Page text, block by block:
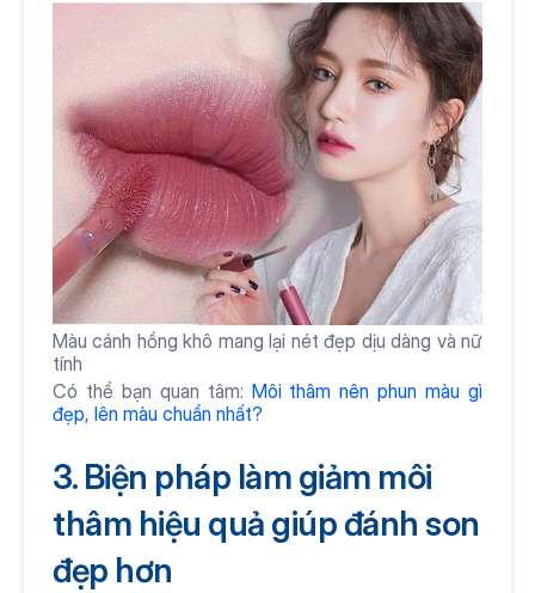
Màu cánh hồng khô mang lại nét đẹp dịu dàng và nữ
tính
Có thể bạn quan tâm: Môi thâm nên phun màu gì
đẹp, lên màu chuẩn nhất?
3. Biện pháp làm giảm môi
thâm hiệu quả giúp đánh son
đẹp hơn